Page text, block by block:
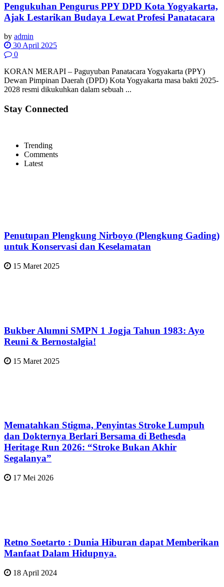
Pengukuhan Pengurus PPY DPD Kota Yogyakarta,
Ajak Lestarikan Budaya Lewat Profesi Panatacara
by admin
30 April 2025
0
KORAN MERAPI – Paguyuban Panatacara Yogyakarta (PPY)
Dewan Pimpinan Daerah (DPD) Kota Yogyakarta masa bakti 2025-
2028 resmi dikukuhkan dalam sebuah ...
Stay Connected
Trending
Comments
Latest
Penutupan Plengkung Nirboyo (Plengkung Gading)
untuk Konservasi dan Keselamatan
15 Maret 2025
Bukber Alumni SMPN 1 Jogja Tahun 1983: Ayo
Reuni & Bernostalgia!
15 Maret 2025
Mematahkan Stigma, Penyintas Stroke Lumpuh
dan Dokternya Berlari Bersama di Bethesda
Heritage Run 2026: “Stroke Bukan Akhir
Segalanya”
17 Mei 2026
Retno Soetarto : Dunia Hiburan dapat Memberikan
Manfaat Dalam Hidupnya.
18 April 2024